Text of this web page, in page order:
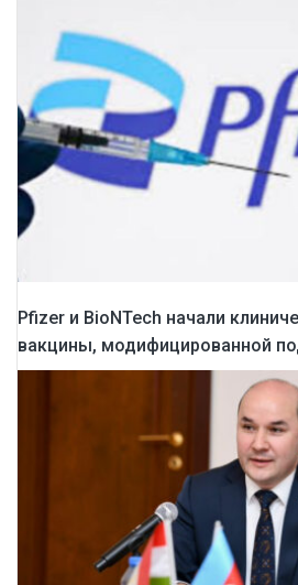
Pfizer и BioNTech начали
вакцины, модифицированной